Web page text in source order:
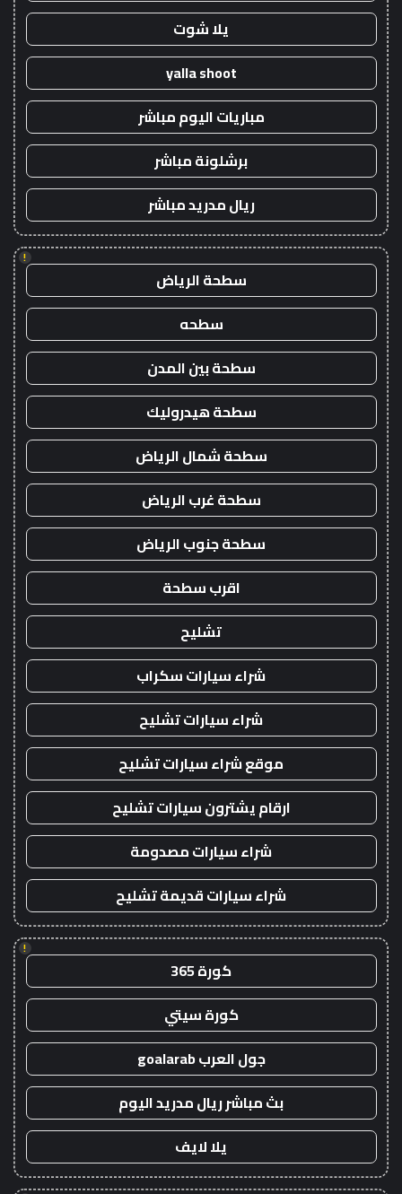
يلا شوت
yalla shoot
مباريات اليوم مباشر
برشلونة مباشر
ريال مدريد مباشر
!
سطحة الرياض
سطحه
سطحة بين المدن
سطحة هيدروليك
سطحة شمال الرياض
سطحة غرب الرياض
سطحة جنوب الرياض
اقرب سطحة
تشليح
شراء سيارات سكراب
شراء سيارات تشليح
موقع شراء سيارات تشليح
ارقام يشترون سيارات تشليح
شراء سيارات مصدومة
شراء سيارات قديمة تشليح
!
كورة 365
كورة سيتي
جول العرب goalarab
بث مباشر ريال مدريد اليوم
يلا لايف